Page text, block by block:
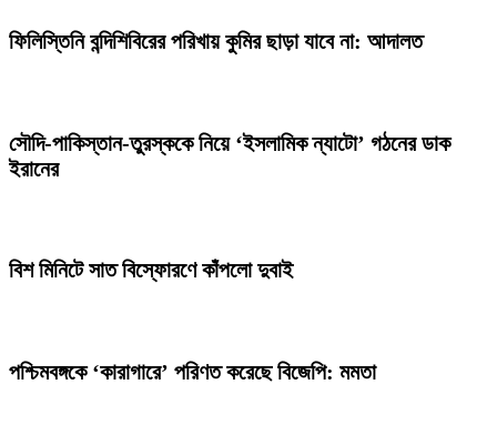
ফিলিস্তিনি বন্দিশিবিরের পরিখায় কুমির ছাড়া যাবে না: আদালত
সৌদি-পাকিস্তান-তুরস্ককে নিয়ে ‘ইসলামিক ন্যাটো’ গঠনের ডাক
ইরানের
বিশ মিনিটে সাত বিস্ফোরণে কাঁপলো দুবাই
পশ্চিমবঙ্গকে ‘কারাগারে’ পরিণত করেছে বিজেপি: মমতা